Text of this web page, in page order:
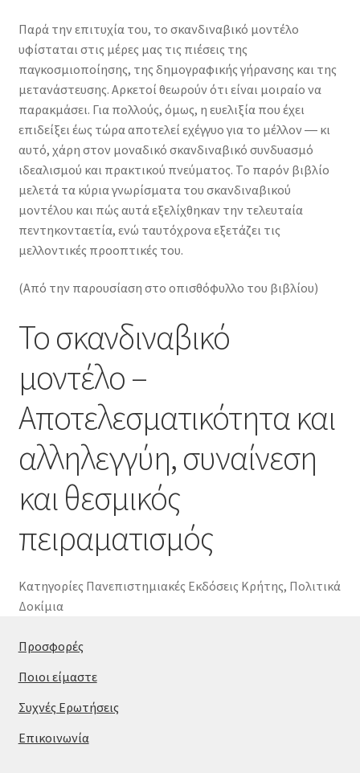
Παρά την επιτυχία του, το σκανδιναβικό μοντέλο
υφίσταται στις μέρες μας τις πιέσεις της
παγκοσμιοποίησης, της δημογραφικής γήρανσης και της
μετανάστευσης. Αρκετοί θεωρούν ότι είναι μοιραίο να
παρακμάσει. Για πολλούς, όμως, η ευελιξία που έχει
επιδείξει έως τώρα αποτελεί εχέγγυο για το μέλλον ― κι
αυτό, χάρη στον μοναδικό σκανδιναβικό συνδυασμό
ιδεαλισμού και πρακτικού πνεύματος. Το παρόν βιβλίο
μελετά τα κύρια γνωρίσματα του σκανδιναβικού
μοντέλου και πώς αυτά εξελίχθηκαν την τελευταία
πεντηκονταετία, ενώ ταυτόχρονα εξετάζει τις
μελλοντικές προοπτικές του.
(Από την παρουσίαση στο οπισθόφυλλο του βιβλίου)
Το σκανδιναβικό
μοντέλο –
Αποτελεσματικότητα και
αλληλεγγύη, συναίνεση
και θεσμικός
πειραματισμός
Κατηγορίες Πανεπιστημιακές Εκδόσεις Κρήτης, Πολιτικά
Δοκίμια
Προσφορές
Ποιοι είμαστε
Συχνές Ερωτήσεις
Επικοινωνία